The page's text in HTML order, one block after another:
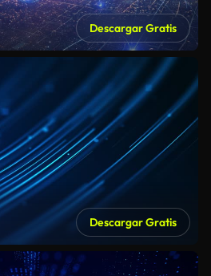
Descargar Gratis
Descargar Gratis